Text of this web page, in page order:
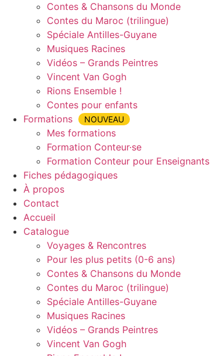
Contes & Chansons du Monde
Contes du Maroc (trilingue)
Spéciale Antilles-Guyane
Musiques Racines
Vidéos – Grands Peintres
Vincent Van Gogh
Rions Ensemble !
Contes pour enfants
Formations
NOUVEAU
Mes formations
Formation Conteur·se
Formation Conteur pour Enseignants
Fiches pédagogiques
À propos
Contact
Accueil
Catalogue
Voyages & Rencontres
Pour les plus petits (0-6 ans)
Contes & Chansons du Monde
Contes du Maroc (trilingue)
Spéciale Antilles-Guyane
Musiques Racines
Vidéos – Grands Peintres
Vincent Van Gogh